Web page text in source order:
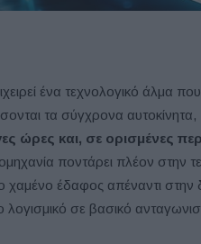
ένα τεχνολογικό άλμα
τα σύγχρονα αυτοκίνητα,
ώρες και, σε ορισμένες
ποντάρει πλέον στην
χαμένο έδαφος απέναντι στην
λογισμικό σε βασικό